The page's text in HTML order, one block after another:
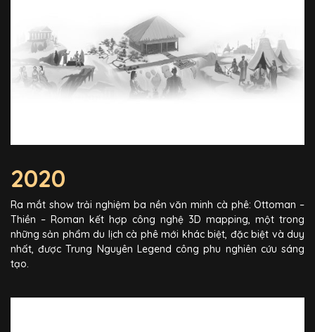
2020
Ra mắt show trải nghiệm ba nền văn minh cà phê: Ottoman –
Thiền – Roman kết hợp công nghệ 3D mapping, một trong
những sản phẩm du lịch cà phê mới khác biệt, đặc biệt và duy
nhất, được Trung Nguyên Legend công phu nghiên cứu sáng
tạo.